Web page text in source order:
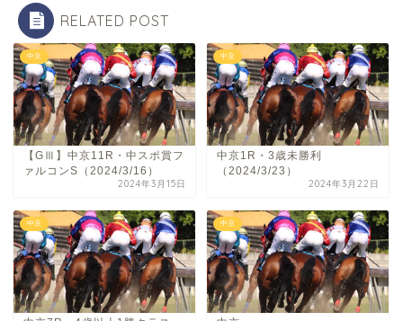
RELATED POST
中京
【GⅢ】中京11R・中スポ賞フ
ァルコンS（2024/3/16）
2024年3月15日
中京
中京1R・3歳未勝利
（2024/3/23）
2024年3月22日
中京 中京